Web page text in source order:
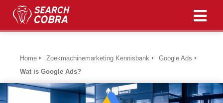
Home Zoekmachinemarketing Kennisbank
Google Ads
Wat is Google Ads?
policy